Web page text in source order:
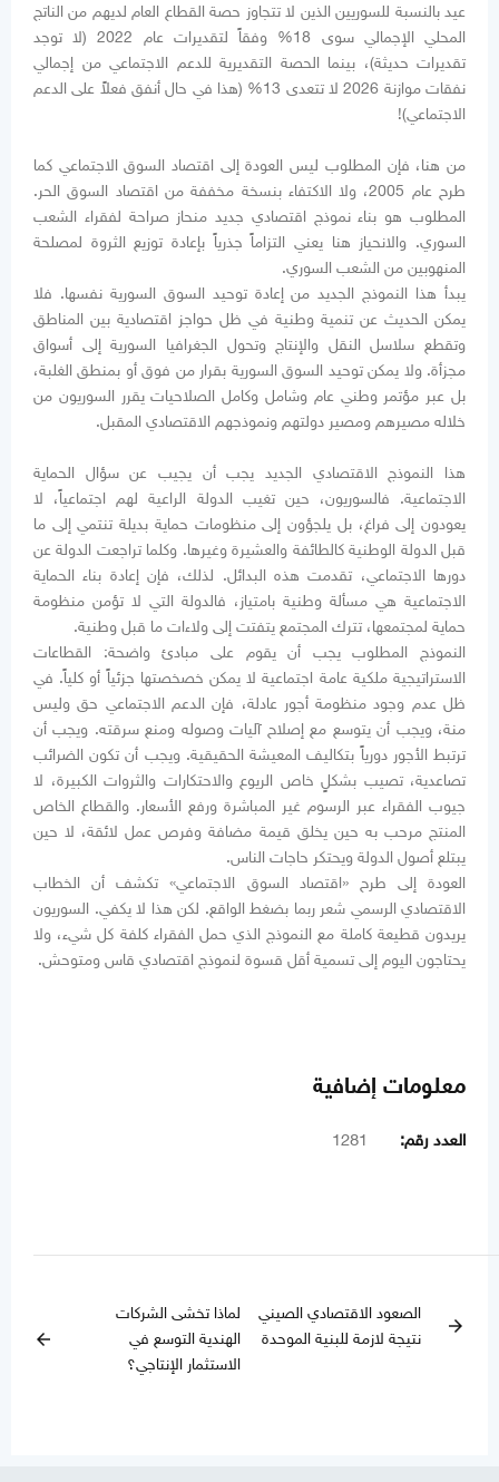
عيد بالنسبة للسوريين الذين لا تتجاوز حصة القطاع العام لديهم من الناتج
المحلي الإجمالي سوى 18% وفقاً لتقديرات عام 2022 (لا توجد
تقديرات حديثة)، بينما الحصة التقديرية للدعم الاجتماعي من إجمالي
نفقات موازنة 2026 لا تتعدى 13% (هذا في حال أنفق فعلاً على الدعم
الاجتماعي)!
من هنا، فإن المطلوب ليس العودة إلى اقتصاد السوق الاجتماعي كما
طرح عام 2005، ولا الاكتفاء بنسخة مخففة من اقتصاد السوق الحر.
المطلوب هو بناء نموذج اقتصادي جديد منحاز صراحة لفقراء الشعب
السوري. والانحياز هنا يعني التزاماً جذرياً بإعادة توزيع الثروة لمصلحة
المنهوبين من الشعب السوري.
يبدأ هذا النموذج الجديد من إعادة توحيد السوق السورية نفسها. فلا
يمكن الحديث عن تنمية وطنية في ظل حواجز اقتصادية بين المناطق
وتقطع سلاسل النقل والإنتاج وتحول الجغرافيا السورية إلى أسواق
مجزأة. ولا يمكن توحيد السوق السورية بقرار من فوق أو بمنطق الغلبة،
بل عبر مؤتمر وطني عام وشامل وكامل الصلاحيات يقرر السوريون من
خلاله مصيرهم ومصير دولتهم ونموذجهم الاقتصادي المقبل.
هذا النموذج الاقتصادي الجديد يجب أن يجيب عن سؤال الحماية
الاجتماعية. فالسوريون، حين تغيب الدولة الراعية لهم اجتماعياً، لا
يعودون إلى فراغ، بل يلجؤون إلى منظومات حماية بديلة تنتمي إلى ما
قبل الدولة الوطنية كالطائفة والعشيرة وغيرها. وكلما تراجعت الدولة عن
دورها الاجتماعي، تقدمت هذه البدائل. لذلك، فإن إعادة بناء الحماية
الاجتماعية هي مسألة وطنية بامتياز، فالدولة التي لا تؤمن منظومة
حماية لمجتمعها، تترك المجتمع يتفتت إلى ولاءات ما قبل وطنية.
النموذج المطلوب يجب أن يقوم على مبادئ واضحة: القطاعات
الاستراتيجية ملكية عامة اجتماعية لا يمكن خصخصتها جزئياً أو كلياً. في
ظل عدم وجود منظومة أجور عادلة، فإن الدعم الاجتماعي حق وليس
منة، ويجب أن يتوسع مع إصلاح آليات وصوله ومنع سرقته. ويجب أن
ترتبط الأجور دورياً بتكاليف المعيشة الحقيقية. ويجب أن تكون الضرائب
تصاعدية، تصيب بشكلٍ خاص الريوع والاحتكارات والثروات الكبيرة، لا
جيوب الفقراء عبر الرسوم غير المباشرة ورفع الأسعار. والقطاع الخاص
المنتج مرحب به حين يخلق قيمة مضافة وفرص عمل لائقة، لا حين
يبتلع أصول الدولة ويحتكر حاجات الناس.
العودة إلى طرح «اقتصاد السوق الاجتماعي» تكشف أن الخطاب
الاقتصادي الرسمي شعر ربما بضغط الواقع. لكن هذا لا يكفي. السوريون
يريدون قطيعة كاملة مع النموذج الذي حمل الفقراء كلفة كل شيء، ولا
يحتاجون اليوم إلى تسمية أقل قسوة لنموذج اقتصادي قاس ومتوحش.
معلومات إضافية
العدد رقم: 1281
arrow_forward
الصعود الاقتصادي الصيني
نتيجة لازمة للبنية الموحدة
لماذا تخشى الشركات
الهندية التوسع في
الاستثمار الإنتاجي؟
arrow_back